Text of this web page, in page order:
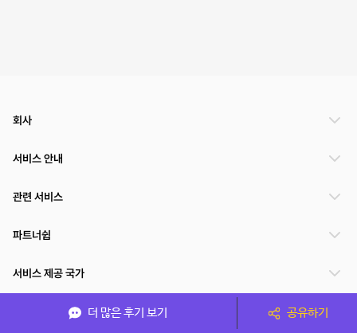
더 많은 후기 보기 공유하기
회사
서비스 안내
관련 서비스
파트너쉽
서비스 제공 국가